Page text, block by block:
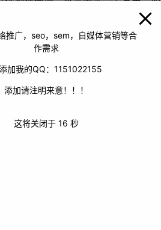
的代写团队。可以通过查看代写团
的沟通和交流，明确自己的需求和
和服务质量，要选择性价比高、服
牌知名度、促进产品销售。只要掌
文，取得良好的营销效果。
推广，seo，sem，自媒体营销等合
作需求
加我的QQ：1151022155
添加请注明来意！！！
这将关闭于 16 秒